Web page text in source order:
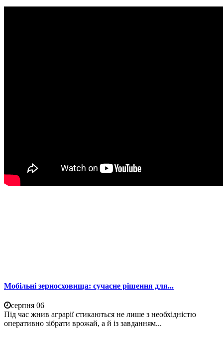
Мобільні зерносховища: сучасне рішення для...
серпня 06
Під час жнив аграрії стикаються не лише з необхідністю
оперативно зібрати врожай, а й із завданням...